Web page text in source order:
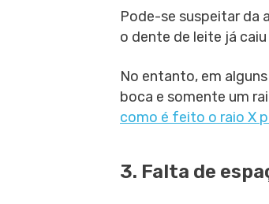
Pode-se suspeitar da
o dente de leite já
No entanto, em
boca e somente um
como é feito o raio X
3. Falta de